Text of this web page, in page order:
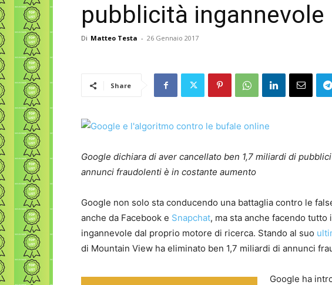
pubblicità ingannevole
Di Matteo Testa - 26 Gennaio 2017
Share
Google dichiara di aver cancellato ben 1,7 miliardi di
annunci fraudolenti è in costante aumento
Google non solo sta conducendo una battaglia contro le
anche da Facebook e Snapchat, ma sta anche facendo
ingannevole dal proprio motore di ricerca. Stando al suo
di Mountain View ha eliminato ben 1,7 miliardi di annunci
Google ha